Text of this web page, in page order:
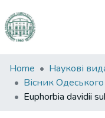
Communities
&
Collections
Home